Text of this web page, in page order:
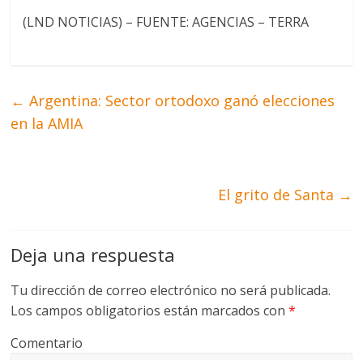
(LND NOTICIAS) – FUENTE: AGENCIAS – TERRA
← Argentina: Sector ortodoxo ganó elecciones
en la AMIA
El grito de Santa →
Deja una respuesta
Tu dirección de correo electrónico no será publicada.
Los campos obligatorios están marcados con*
Comentario